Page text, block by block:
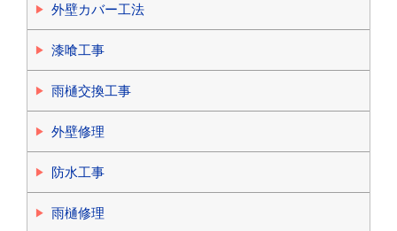
外壁カバー工法
漆喰工事
雨樋交換工事
外壁修理
防水工事
雨樋修理